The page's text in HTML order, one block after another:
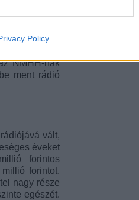
Policy
miatt,
nem
NMHH-nak
ment rádió
vált,
éveket
forintos
forintot.
nagy része
egészét.